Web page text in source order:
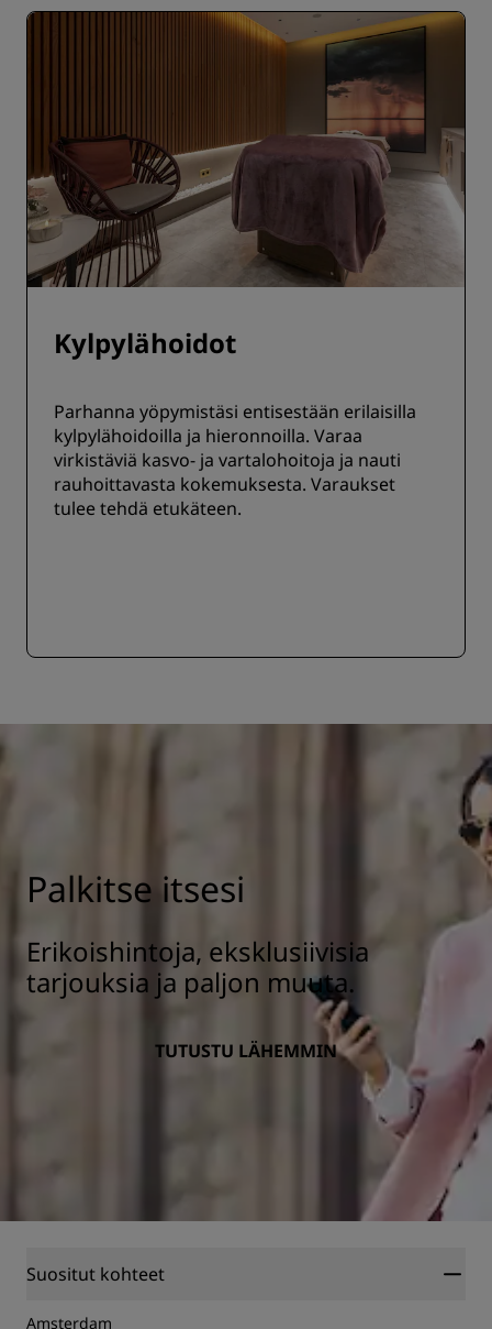
Kylpylähoidot
Parhanna yöpymistäsi entisestään erilaisilla
kylpylähoidoilla ja hieronnoilla. Varaa
virkistäviä kasvo- ja vartalohoitoja ja nauti
rauhoittavasta kokemuksesta. Varaukset
tulee tehdä etukäteen.
Palkitse itsesi
Erikoishintoja, eksklusiivisia
tarjouksia ja paljon muuta.
TUTUSTU LÄHEMMIN
Suositut kohteet
Amsterdam